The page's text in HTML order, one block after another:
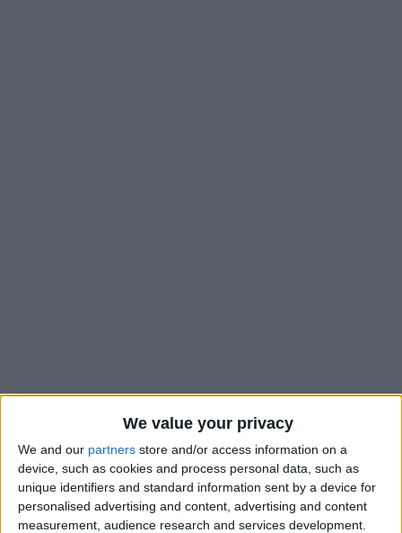
We value your privacy
We and our partners store and/or access information on a
device, such as cookies and process personal data, such as
unique identifiers and standard information sent by a device for
personalised advertising and content, advertising and content
measurement, audience research and services development.
C’est l’heure du bilan pour une AS Monaco qui a terminé 7e du
Championnat et qui accroche, grâce à la victoire de Lens en
Coupe de France, une place pour les barrages de la Ligue
Conférence. Un moindre mal pour une saison qui reste loin
des objectifs et des attentes et où les satisfactions sont rares.